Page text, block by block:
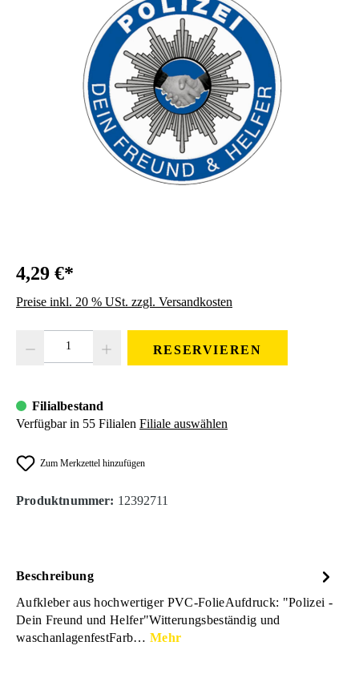
4,29 €*
Preise inkl. 20 % USt. zzgl. Versandkosten
RESERVIEREN
Filialbestand
Verfügbar in 55 Filialen Filiale auswählen
Zum Merkzettel hinzufügen
Produktnummer: 12392711
Beschreibung
Aufkleber aus hochwertiger PVC-FolieAufdruck: "Polizei -
Dein Freund und Helfer"Witterungsbeständig und
waschanlagenfestFarb…Mehr